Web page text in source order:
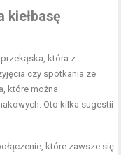
kiełbasę
która z
czy spotkania ze
które można
Oto kilka sugestii
które zawsze się